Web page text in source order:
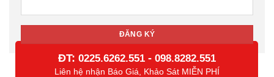
ĐT: 0225.6262.551 - 098.8282.551
Liên hệ nhận Báo Giá, Khảo Sát MIỄN PHÍ